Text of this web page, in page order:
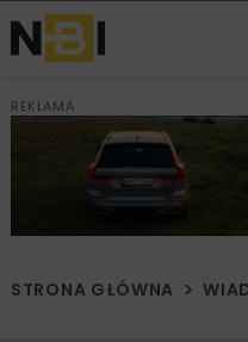
REKLAMA
STRONA GŁÓWNA